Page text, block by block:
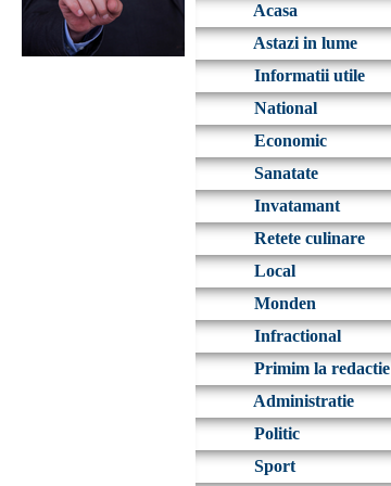
Acasa
Astazi in lume
Informatii utile
National
Economic
Sanatate
Invatamant
Retete culinare
Local
Monden
Infractional
Primim la redactie
Administratie
Politic
Sport